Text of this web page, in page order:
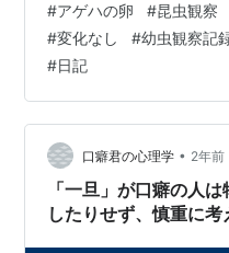
＊＊ ６月18日 雨のおか
＊ ６月19日 ＊＊＊ ６月
るまでに３〜５日かかる
の色が濃くなり、６月７
てから ずい…
#アゲハの卵 #昆虫観察
#変化なし #幼虫観察記
#日記
口癖君の心理学 • 2年前
「一旦」が口癖の人
したりせず、慎重に考